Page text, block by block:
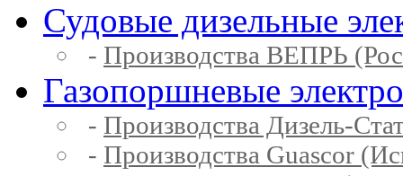
Судовые дизельные
- Производства ВЕПРЬ
Газопоршневые
- Производства Дизель-
- Производства Guascor